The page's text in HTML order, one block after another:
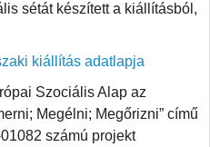
sétát készített a kiállításból,
kiállítás adatlapja
Szociális Alap az
Megélni; Megőrizni” című
számú projekt